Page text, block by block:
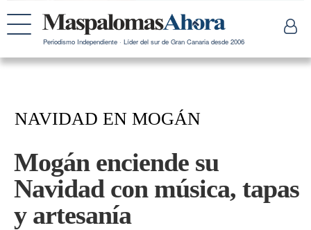
Periodismo Independiente · Líder del sur de Gran Canaria desde 2006
NAVIDAD EN MOGÁN
Mogán enciende su
Navidad con música, tapas
y artesanía